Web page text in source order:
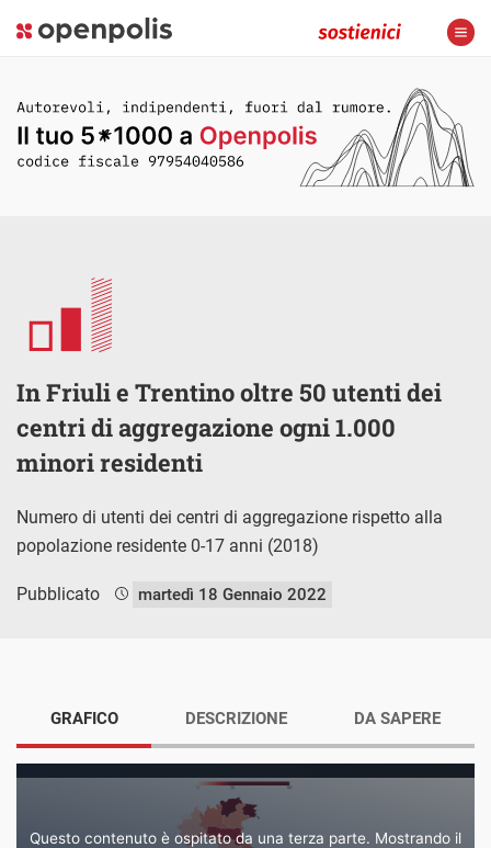
In Friuli e Trentino oltre 50 utenti dei
centri di aggregazione ogni 1.000
minori residenti
Numero di utenti dei centri di aggregazione rispetto alla
popolazione residente 0-17 anni (2018)
Pubblicato martedì 18 Gennaio 2022
GRAFICO
Questo contenuto è ospitato da una terza parte. Mostrando il
DESCRIZIONE DA SAPERE